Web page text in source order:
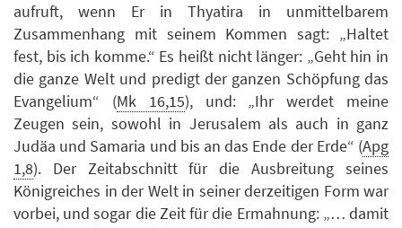
aufruft, wenn Er in Thyatira in unmittelbarem
Zusammenhang mit seinem Kommen sagt: „Haltet
fest, bis ich komme.“ Es heißt nicht länger: „Geht hin in
die ganze Welt und predigt der ganzen Schöpfung das
Evangelium“ (Mk 16,15), und: „Ihr werdet meine
Zeugen sein, sowohl in Jerusalem als auch in ganz
Judäa und Samaria und bis an das Ende der Erde“ (Apg
1,8). Der Zeitabschnitt für die Ausbreitung seines
Königreiches in der Welt in seiner derzeitigen Form war
vorbei, und sogar die Zeit für die Ermahnung: „… damit